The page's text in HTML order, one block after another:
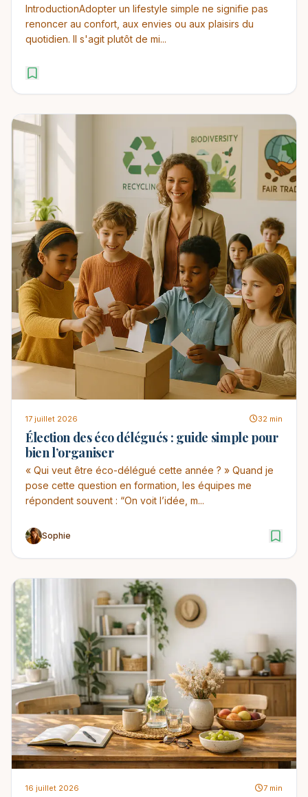
IntroductionAdopter un lifestyle simple ne signifie pas
renoncer au confort, aux envies ou aux plaisirs du
quotidien. Il s'agit plutôt de mi...
17 juillet 2026 32 min
Élection des éco délégués : guide simple pour
bien l’organiser
« Qui veut être éco-délégué cette année ? » Quand je
pose cette question en formation, les équipes me
répondent souvent : “On voit l’idée, m...
Sophie
16 juillet 2026 7 min